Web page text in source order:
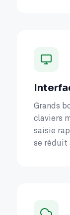
Grands
claviers
saisie
se réduit